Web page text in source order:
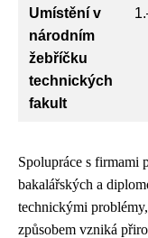
Umístění v
národním
žebříčku
technických
fakult
Spolupráce s firmami
bakalářských a
technickými
způsobem vzniká